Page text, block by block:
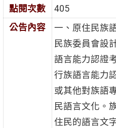
點閱次數
405
公告內容
一、原住民族
民族委員會設
語言能力認證
行族語言能力
或其他對族語
民語言文化。
住民的語言文